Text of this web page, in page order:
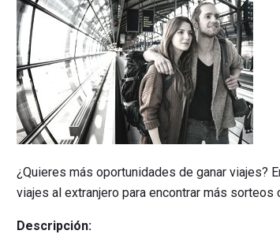
¿Quieres más oportunidades de ganar viajes?
viajes al extranjero para encontrar más
Descripción: